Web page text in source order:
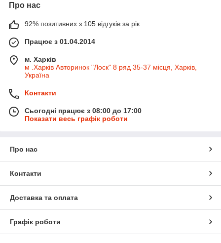
Про нас
92% позитивних з 105 відгуків за рік
Працює з 01.04.2014
м. Харків
м .Харків Авторинок "Лоск" 8 ряд 35-37 місця, Харків,
Україна
Контакти
Сьогодні працює з 08:00 до 17:00
Показати весь графік роботи
Про нас
Контакти
Доставка та оплата
Графік роботи